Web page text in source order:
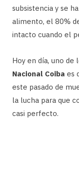
subsistencia y se
alimento, el 80%
intacto cuando el
Hoy en día, uno de
Nacional Coiba es
este pasado de
la lucha para que
casi perfecto.